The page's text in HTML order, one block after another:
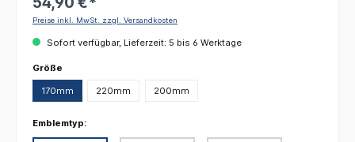
Preise inkl. MwSt. zzgl. Versandkosten
Sofort verfügbar, Lieferzeit: 5 bis 6 Werktage
Größe
170mm 220mm 200mm
Emblemtyp: